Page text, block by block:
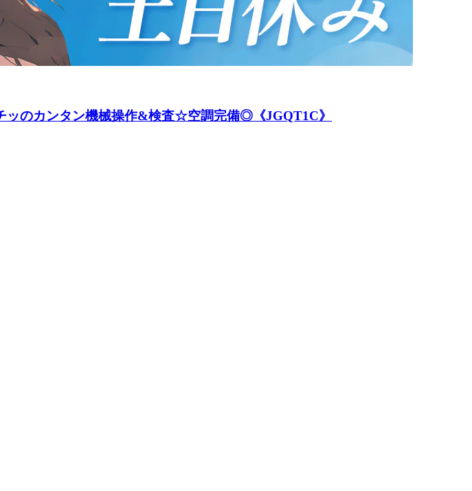
ッのカンタン機械操作&検査☆空調完備◎《JGQT1C》